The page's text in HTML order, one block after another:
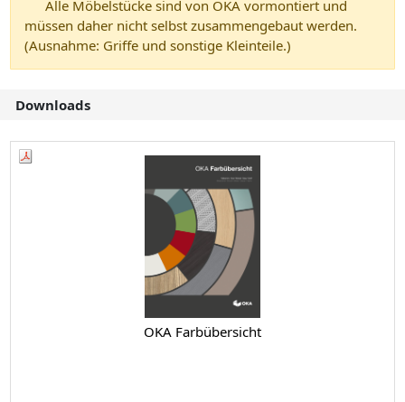
Alle Möbelstücke sind von OKA vormontiert und
müssen daher nicht selbst zusammengebaut werden.
(Ausnahme: Griffe und sonstige Kleinteile.)
Downloads
OKA Farbübersicht